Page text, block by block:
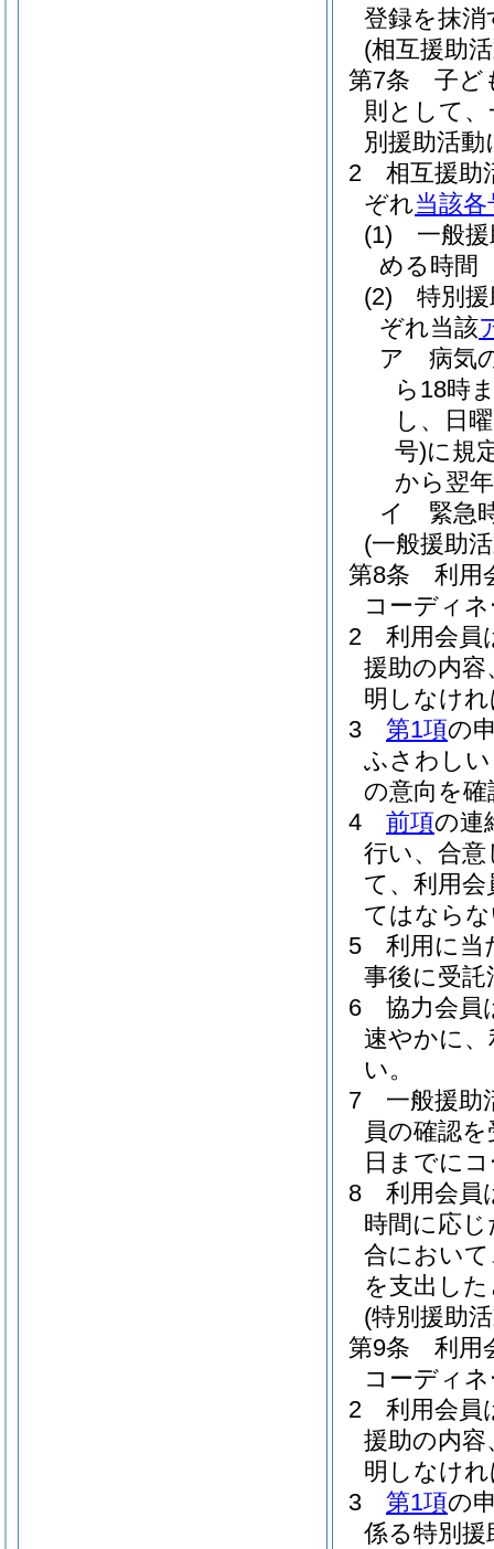
登録を抹
(相互援助
第7条
子ど
則として
別援助活
2
相互援助
ぞれ当該各
(1)
一般
める時間
(2)
特別
ぞれ当該
ア
病気
ら18時
し、日
号)に規
から翌
イ
緊急
(一般援助
第8条
利用
コーディ
2
利用会員
援助の内
明しなけ
3
第1項の
ふさわし
の意向を
4
前項の連
行い、合
て、利用
てはなら
5
利用に当
事後に受
6
協力会員
速やかに
い。
7
一般援助
員の確認
日までに
8
利用会員
時間に応
合におい
を支出し
(特別援助
第9条
利用
コーディ
2
利用会員
援助の内
明しなけ
3
第1項の
係る特別